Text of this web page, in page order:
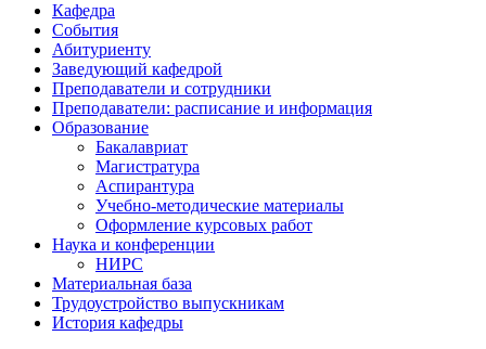
Кафедра
События
Абитуриенту
Заведующий кафедрой
Преподаватели и сотрудники
Преподаватели: расписание и информация
Образование
Бакалавриат
Магистратура
Аспирантура
Учебно-методические материалы
Оформление курсовых работ
Наука и конференции
НИРС
Материальная база
Трудоустройство выпускникам
История кафедры